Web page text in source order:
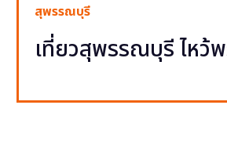
สุพรรณบุรี
เที่ยวสุพรรณบุรี ไหว้